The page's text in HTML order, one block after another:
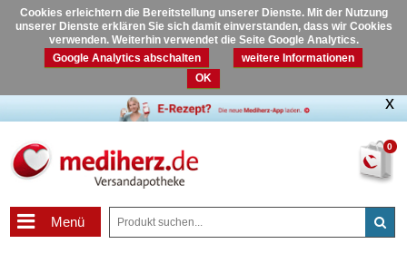
Cookies erleichtern die Bereitstellung unserer Dienste. Mit der Nutzung
unserer Dienste erklären Sie sich damit einverstanden, dass wir Cookies
verwenden. Weiterhin verwendet die Seite Google Analytics.
Google Analytics abschalten
weitere Informationen
OK
0
Menü